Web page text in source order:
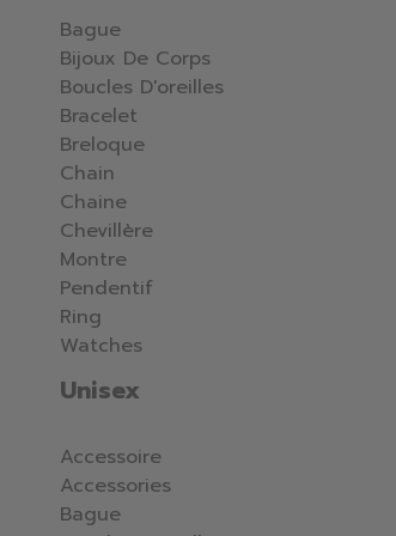
Bague
Bijoux De Corps
Boucles D'oreilles
Bracelet
Breloque
Chain
Chaine
Chevillère
Montre
Pendentif
Ring
Watches
Unisex
Accessoire
Accessories
Bague